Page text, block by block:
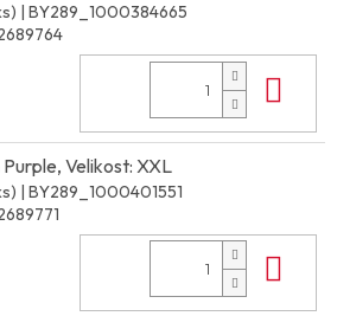
| BY289_1000384665
Velikost: XXL
| BY289_1000401551